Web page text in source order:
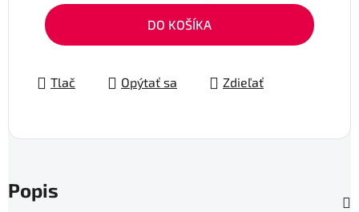
Jednotková cena:
DO KOŠÍKA
Tlač Opýtať sa Zdieľať
Popis